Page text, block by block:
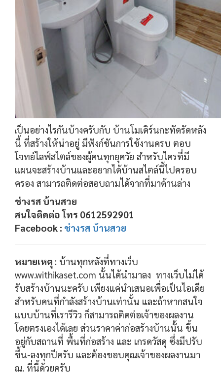
เป็นอย่างไรกันบ้างครับกับ บ้านโมเดิร์นกะทัดรัดหลัง
นี้ ที่สร้างให้น่าอยู่ มีฟังก์ชันการใช้งานครบ ตอบ
โจทย์ไลฟ์สไตล์ของผู้คนทุกยุควัย สำหรับใครที่มี
แผนจะสร้างบ้านและอยากได้บ้านสไตล์นี้ไปครอบ
ครอง สามารถติดต่อสอบถามได้จากที่มาด้านล่าง
ช่างรส บ้านสวย
สนใจติดต่อ โทร 0612592901
Facebook : ช่างรส บ้านสวย
หมายเหตุ : บ้านทุกหลังที่ทางเว็บ
www.withikaset.com นั้นได้นำมาลง ทางเว็บไม่ได้
รับสร้างบ้านนะครับ เพียงแค่นำเสนอเพื่อเป็นไอเดีย
สำหรับคนที่กำลังสร้างบ้านเท่านั้น และถ้าหากสนใจ
แบบบ้านที่เรารีวิว ก็สามารถติดต่อเจ้าของผลงาน
โดยตรงเองได้เลย ส่วนราคาค่าก่อสร้างบ้านนั้น ขึ้น
อยู่กับสถานที่ พื้นที่ก่อสร้าง และ เกรดวัสดุ ซึ่งมีปรับ
ขึ้น-ลงทุกปีครับ และต้องขอบคุณเจ้าของผลงานมา
ณ. ที่นี้ด้วยครับ